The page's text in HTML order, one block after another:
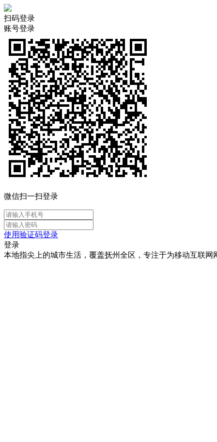
扫码登录
账号登录
微信扫一扫登录
使用验证码登录
登录
本地指尖上的城市生活，覆盖抚州全区，专注于为移动互联